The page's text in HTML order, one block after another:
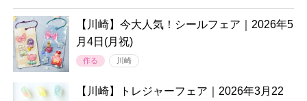
【川崎】今大人気！シールフェア｜2026年5
月4日(月祝)
作る 川崎
【川崎】トレジャーフェア｜2026年3月22